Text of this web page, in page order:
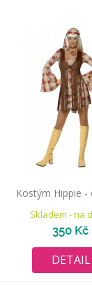
Kostým Hippie -
Skladem - na
350 Kč
DETAIL